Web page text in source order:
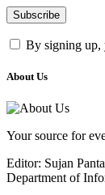
By signing up,
About Us
Your source for
Editor: Sujan Panta
Department of